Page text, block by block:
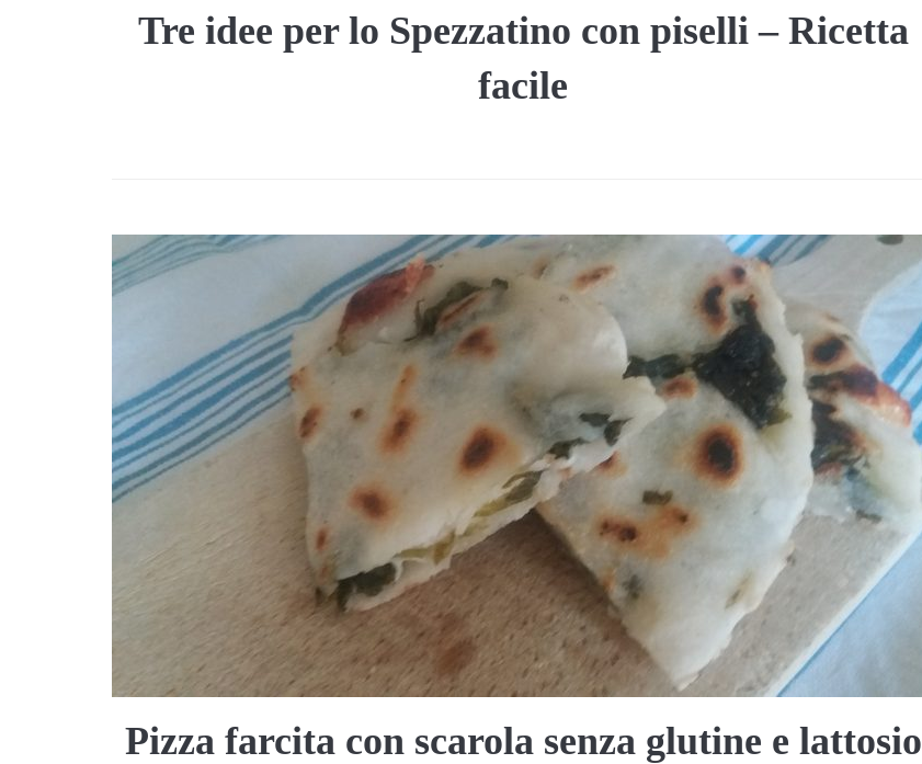
Tre idee per lo Spezzatino con piselli – Ricetta
facile
Pizza farcita con scarola senza glutine e lattosio